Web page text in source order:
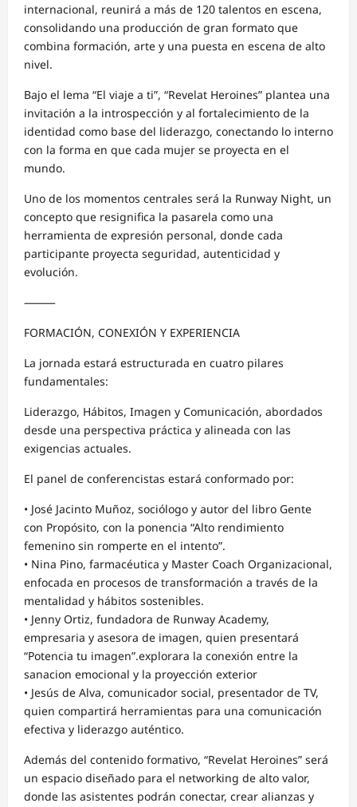
internacional, reunirá a más de 120 talentos en escena,
consolidando una producción de gran formato que
combina formación, arte y una puesta en escena de alto
nivel.
Bajo el lema “El viaje a ti”, “Revelat Heroines” plantea una
invitación a la introspección y al fortalecimiento de la
identidad como base del liderazgo, conectando lo interno
con la forma en que cada mujer se proyecta en el
mundo.
Uno de los momentos centrales será la Runway Night, un
concepto que resignifica la pasarela como una
herramienta de expresión personal, donde cada
participante proyecta seguridad, autenticidad y
evolución.
⸻
FORMACIÓN, CONEXIÓN Y EXPERIENCIA
La jornada estará estructurada en cuatro pilares
fundamentales:
Liderazgo, Hábitos, Imagen y Comunicación, abordados
desde una perspectiva práctica y alineada con las
exigencias actuales.
El panel de conferencistas estará conformado por:
• José Jacinto Muñoz, sociólogo y autor del libro Gente
con Propósito, con la ponencia “Alto rendimiento
femenino sin romperte en el intento”.
• Nina Pino, farmacéutica y Master Coach Organizacional,
enfocada en procesos de transformación a través de la
mentalidad y hábitos sostenibles.
• Jenny Ortiz, fundadora de Runway Academy,
empresaria y asesora de imagen, quien presentará
“Potencia tu imagen”.explorara la conexión entre la
sanacion emocional y la proyección exterior
• Jesús de Alva, comunicador social, presentador de TV,
quien compartirá herramientas para una comunicación
efectiva y liderazgo auténtico.
Además del contenido formativo, “Revelat Heroines” será
un espacio diseñado para el networking de alto valor,
donde las asistentes podrán conectar, crear alianzas y